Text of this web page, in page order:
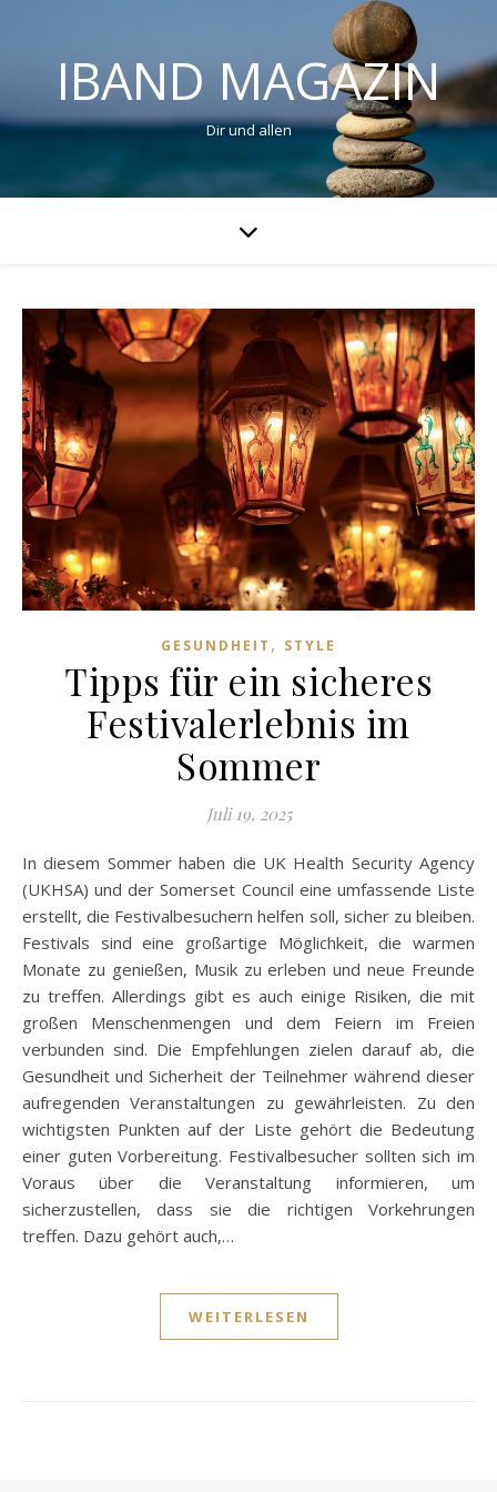
IBAND MAGAZIN
Dir und allen
GESUNDHEIT , STYLE
Tipps für ein sicheres
Festivalerlebnis im
Sommer
Juli 19, 2025
In diesem Sommer haben die UK Health Security Agency
(UKHSA) und der Somerset Council eine umfassende Liste
erstellt, die Festivalbesuchern helfen soll, sicher zu bleiben.
Festivals sind eine großartige Möglichkeit, die warmen
Monate zu genießen, Musik zu erleben und neue Freunde
zu treffen. Allerdings gibt es auch einige Risiken, die mit
großen Menschenmengen und dem Feiern im Freien
verbunden sind. Die Empfehlungen zielen darauf ab, die
Gesundheit und Sicherheit der Teilnehmer während dieser
aufregenden Veranstaltungen zu gewährleisten. Zu den
wichtigsten Punkten auf der Liste gehört die Bedeutung
einer guten Vorbereitung. Festivalbesucher sollten sich im
Voraus über die Veranstaltung informieren, um
sicherzustellen, dass sie die richtigen Vorkehrungen
treffen. Dazu gehört auch,…
WEITERLESEN